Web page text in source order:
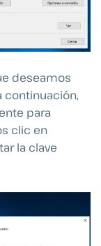
deseamos
continuación,
para
clic en
la clave